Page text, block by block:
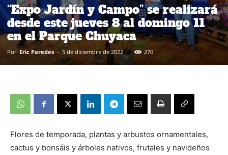
“Expo Jardín y Campo” se realizará
desde este jueves 8 al domingo 11
en el Parque Chuyaca
Por Eric Paredes - 5 de diciembre de 2022 270
Flores de temporada, plantas y arbustos ornamentales,
cactus y bonsáis y árboles nativos, frutales y navideños